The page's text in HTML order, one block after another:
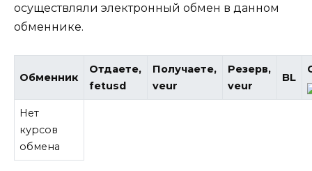
осуществляли электронный обмен в данном
обменнике.
Обменник
Отдаете,
fetusd
Получаете,
veur
Резерв,
veur
BL
Нет
курсов
обмена